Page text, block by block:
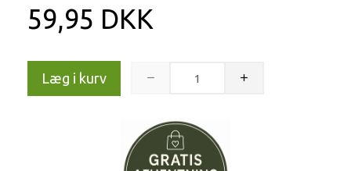
59,95 DKK
Læg i kurv